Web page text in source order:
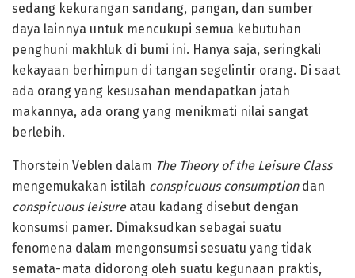
sedang kekurangan sandang, pangan, dan sumber
daya lainnya untuk mencukupi semua kebutuhan
penghuni makhluk di bumi ini. Hanya saja, seringkali
kekayaan berhimpun di tangan segelintir orang. Di saat
ada orang yang kesusahan mendapatkan jatah
makannya, ada orang yang menikmati nilai sangat
berlebih.
Thorstein Veblen dalam The Theory of the Leisure Class
mengemukakan istilah conspicuous consumptiondan
conspicuous leisureatau kadang disebut dengan
konsumsi pamer. Dimaksudkan sebagai suatu
fenomena dalam mengonsumsi sesuatu yang tidak
semata-mata didorong oleh suatu kegunaan praktis,